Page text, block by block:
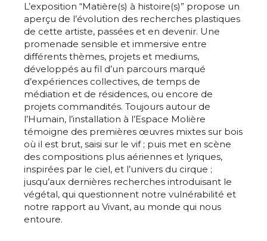
L’exposition “Matière(s) à histoire(s)” propose un
aperçu de l’évolution des recherches plastiques
de cette artiste, passées et en devenir. Une
promenade sensible et immersive entre
différents thèmes, projets et mediums,
développés au fil d’un parcours marqué
d’expériences collectives, de temps de
médiation et de résidences, ou encore de
projets commandités. Toujours autour de
l’Humain, l’installation à l’Espace Molière
témoigne des premières œuvres mixtes sur bois
où il est brut, saisi sur le vif ; puis met en scène
des compositions plus aériennes et lyriques,
inspirées par le ciel, et l’univers du cirque ;
jusqu’aux dernières recherches introduisant le
végétal, qui questionnent notre vulnérabilité et
notre rapport au Vivant, au monde qui nous
entoure.